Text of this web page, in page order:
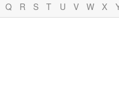
Q R S T U V W X